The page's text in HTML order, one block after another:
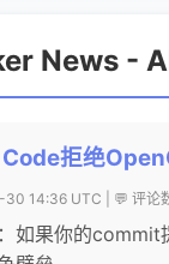
News -
拒绝
14:36 UTC | 💬 评论
如果你的commit